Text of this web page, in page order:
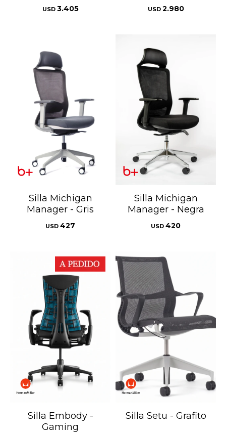
USD 3.405 USD 2.980
Silla Michigan
Manager - Gris
USD 427
Silla Michigan
Manager - Negra
USD 420
Silla Embody -
Gaming
Silla Setu - Grafito